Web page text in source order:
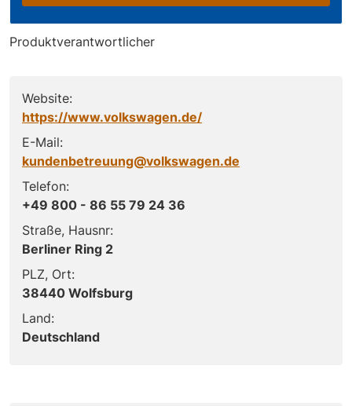
Produktverantwortlicher
Website:
https://www.volkswagen.de/
E-Mail:
kundenbetreuung@volkswagen.de
Telefon:
+49 800 - 86 55 79 24 36
Straße, Hausnr:
Berliner Ring 2
PLZ, Ort:
38440 Wolfsburg
Land:
Deutschland